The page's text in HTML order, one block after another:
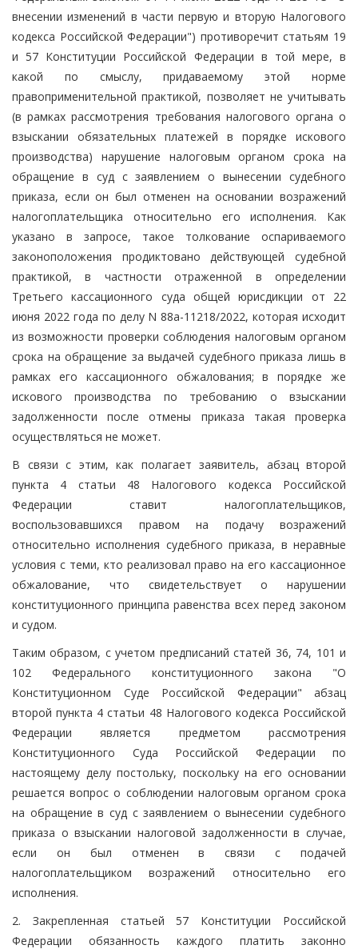
внесении изменений в части первую и вторую Налогового
кодекса Российской Федерации") противоречит статьям 19
и 57 Конституции Российской Федерации в той мере, в
какой по смыслу, придаваемому этой норме
правоприменительной практикой, позволяет не учитывать
(в рамках рассмотрения требования налогового органа о
взыскании обязательных платежей в порядке искового
производства) нарушение налоговым органом срока на
обращение в суд с заявлением о вынесении судебного
приказа, если он был отменен на основании возражений
налогоплательщика относительно его исполнения. Как
указано в запросе, такое толкование оспариваемого
законоположения продиктовано действующей судебной
практикой, в частности отраженной в определении
Третьего кассационного суда общей юрисдикции от 22
июня 2022 года по делу N 88а-11218/2022, которая исходит
из возможности проверки соблюдения налоговым органом
срока на обращение за выдачей судебного приказа лишь в
рамках его кассационного обжалования; в порядке же
искового производства по требованию о взыскании
задолженности после отмены приказа такая проверка
осуществляться не может.
В связи с этим, как полагает заявитель, абзац второй
пункта 4 статьи 48 Налогового кодекса Российской
Федерации ставит налогоплательщиков,
воспользовавшихся правом на подачу возражений
относительно исполнения судебного приказа, в неравные
условия с теми, кто реализовал право на его кассационное
обжалование, что свидетельствует о нарушении
конституционного принципа равенства всех перед законом
и судом.
Таким образом, с учетом предписаний статей 36, 74, 101 и
102 Федерального конституционного закона "О
Конституционном Суде Российской Федерации" абзац
второй пункта 4 статьи 48 Налогового кодекса Российской
Федерации является предметом рассмотрения
Конституционного Суда Российской Федерации по
настоящему делу постольку, поскольку на его основании
решается вопрос о соблюдении налоговым органом срока
на обращение в суд с заявлением о вынесении судебного
приказа о взыскании налоговой задолженности в случае,
если он был отменен в связи с подачей
налогоплательщиком возражений относительно его
исполнения.
2. Закрепленная статьей 57 Конституции Российской
Федерации обязанность каждого платить законно